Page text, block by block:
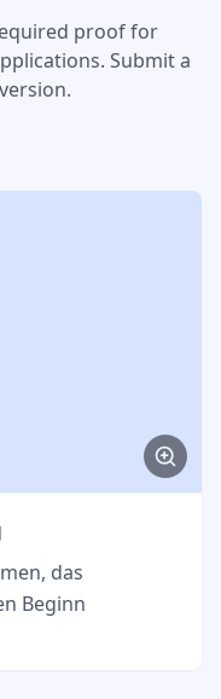
proof for
Submit a
das
Beginn